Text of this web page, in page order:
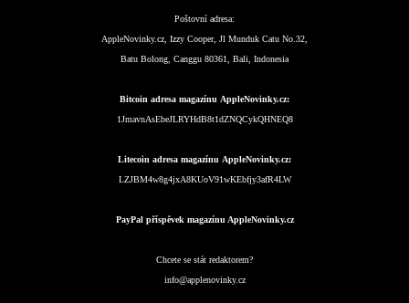
Poštovní adresa:
AppleNovinky.cz, Izzy Cooper, Jl Munduk Catu No.32,
Batu Bolong, Canggu 80361, Bali, Indonesia
Bitcoin adresa magazínu AppleNovinky.cz:
1JmavnAsEbeJLRYHdB8t1dZNQCykQHNEQ8
Litecoin adresa magazínu AppleNovinky.cz:
LZJBM4w8g4jxA8KUoV91wKEbfjy3afR4LW
PayPal příspěvek magazínu AppleNovinky.cz
Chcete se stát redaktorem?
info@applenovinky.cz